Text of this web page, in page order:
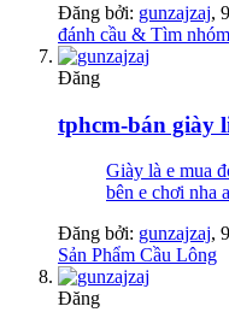
Đăng bởi: gunzajzaj,
đánh cầu & Tìm
Đăng
tphcm-bán giày
Giày là e mua
bên e chơi nha
Đăng bởi: gunzajzaj,
Sản Phẩm Cầu Lông
Đăng